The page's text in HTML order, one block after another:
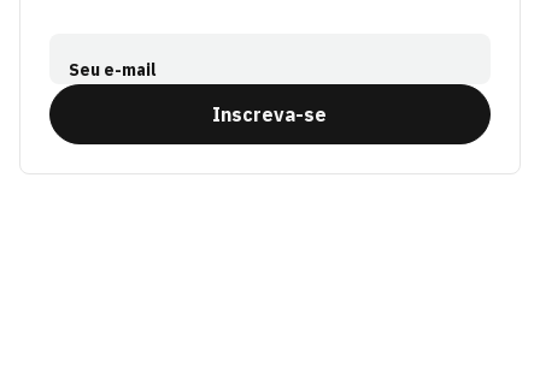
Seu e-mail
Inscreva-se